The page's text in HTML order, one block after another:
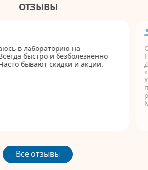
ОТЗЫВЫ
в лабораторию на
быстро и безболезненно
бывают скидки и акции.
Все отзывы